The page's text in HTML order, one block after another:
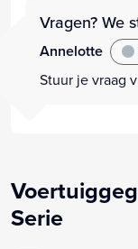
Vragen? We
Annelotte
Stuur je vraag
Serie